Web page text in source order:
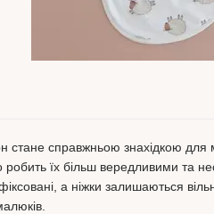
стане справжньою знахідкою
робить їх більш вередливими та
а ніжки залишаються